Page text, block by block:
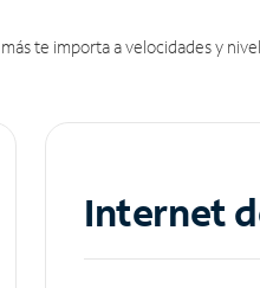
te importa a velocidades y
Internet